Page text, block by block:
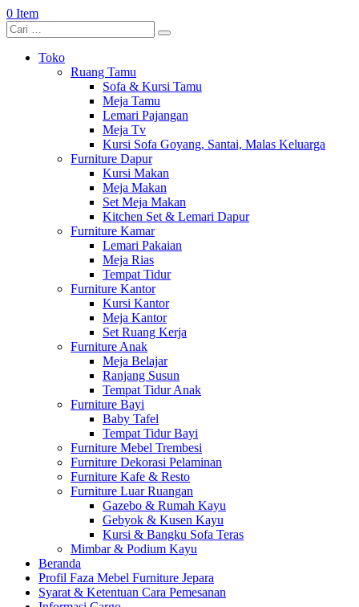
0 Item
Toko
Ruang Tamu
Sofa & Kursi Tamu
Meja Tamu
Lemari Pajangan
Meja Tv
Kursi Sofa Goyang, Santai, Malas Keluarga
Furniture Dapur
Kursi Makan
Meja Makan
Set Meja Makan
Kitchen Set & Lemari Dapur
Furniture Kamar
Lemari Pakaian
Meja Rias
Tempat Tidur
Furniture Kantor
Kursi Kantor
Meja Kantor
Set Ruang Kerja
Furniture Anak
Meja Belajar
Ranjang Susun
Tempat Tidur Anak
Furniture Bayi
Baby Tafel
Tempat Tidur Bayi
Furniture Mebel Trembesi
Furniture Dekorasi Pelaminan
Furniture Kafe & Resto
Furniture Luar Ruangan
Gazebo & Rumah Kayu
Gebyok & Kusen Kayu
Kursi & Bangku Sofa Teras
Mimbar & Podium Kayu
Beranda
Profil Faza Mebel Furniture Jepara
Syarat & Ketentuan Cara Pemesanan